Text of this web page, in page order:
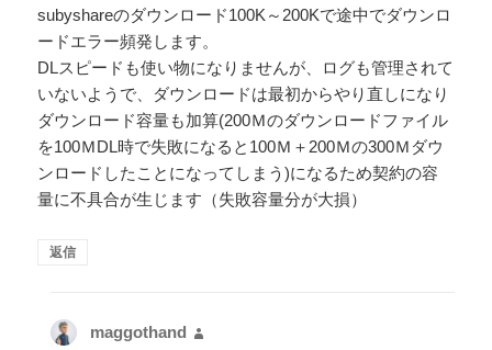
subyshareのダウンロード100K～200Kで途中でダウンロ
ードエラー頻発します。
DLスピードも使い物になりませんが、ログも管理されて
いないようで、ダウンロードは最初からやり直しになり
ダウンロード容量も加算(200Ｍのダウンロードファイル
を100ＭDL時で失敗になると100Ｍ＋200Ｍの300Ｍダウ
ンロードしたことになってしまう)になるため契約の容
量に不具合が生じます（失敗容量分が大損）
返信
maggothand